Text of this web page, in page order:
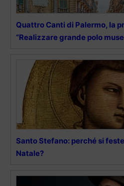
Quattro Canti di Palermo, la
“Realizzare grande polo
Santo Stefano: perché si
Natale?